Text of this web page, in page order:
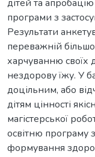
дітей та
програми з
Результати
переважній
харчуванню своїх
нездорову їжу. У
доцільним, або
дітям цінності
магістерської
освітню програму
формування